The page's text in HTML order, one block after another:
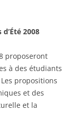
2008
proposeront
à des étudiants
propositions
et des
et la